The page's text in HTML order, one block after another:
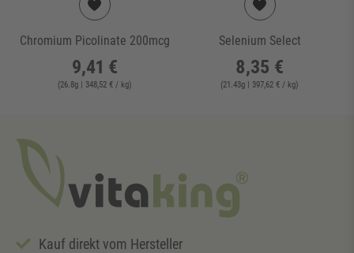
Chromium Picolinate 200mcg
9,41 €
(26.8g| 348,52 € / kg)
Selenium Select
8,35 €
(21.43g | 397,62 € / kg)
Kauf direkt vom Hersteller